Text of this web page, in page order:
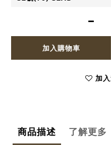
加入購物車
加
商品描述 了解更多